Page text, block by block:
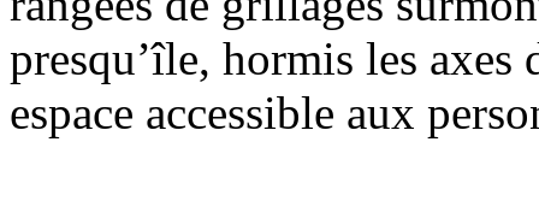
presqu’île, hormis les
espace accessible aux